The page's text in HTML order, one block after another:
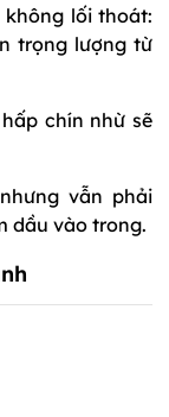
lối thoát:
trọng lượng từ
chín nhừ sẽ
vẫn phải
dầu vào trong.